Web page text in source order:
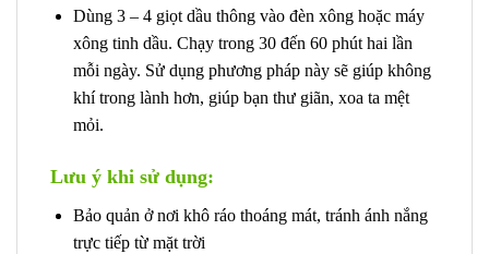
Dùng 3 – 4 giọt dầu thông vào đèn xông hoặc máy
xông tinh dầu. Chạy trong 30 đến 60 phút hai lần
mỗi ngày. Sử dụng phương pháp này sẽ giúp không
khí trong lành hơn, giúp bạn thư giãn, xoa ta mệt
mỏi.
Lưu ý khi sử dụng:
Bảo quản ở nơi khô ráo thoáng mát, tránh ánh nắng
trực tiếp từ mặt trời